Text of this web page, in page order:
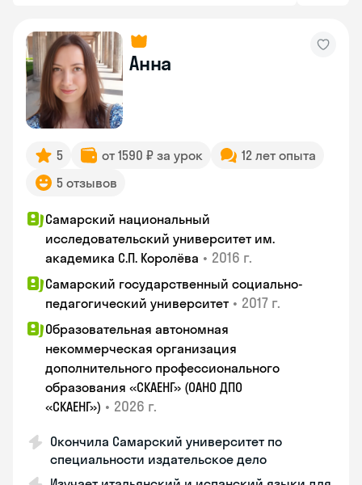
Анна
5 от 1590 ₽ за урок
12 лет опыта
5 отзывов
Самарский национальный
исследовательский университет им.
академика С.П. Королёва • 2016 г.
Самарский государственный социально-
педагогический университет • 2017 г.
Образовательная автономная
некоммерческая организация
дополнительного профессионального
образования «СКАЕНГ» (ОАНО ДПО
«СКАЕНГ») • 2026 г.
Окончила Самарский университет по
специальности издательское дело